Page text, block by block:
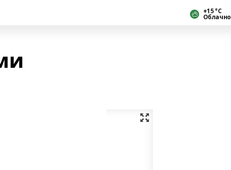
+15 °С
Облачно